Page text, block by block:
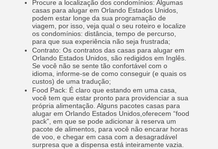
Procure a localização dos condomínios: Algumas
casas para alugar em Orlando Estados Unidos
podem estar longe da sua programação de
viagem, por isso, veja qual o seu roteiro e localize
os condomínios: distância, tempo de percurso,
para que sua experiência não seja frustrada;
Contrato: Os contratos das casas para alugar em
Orlando Estados Unidos são redigidos em Inglês.
Se você não se sente tão confortável com o
idioma, informe-se de como conseguir (e quais os
custos) de uma tradução;
Food Pack: É claro que estando em uma casa,
você tem que estar pronto para providenciar a sua
própria alimentação. Alguns pacotes casas para
alugar em Orlando Estados Unidos,oferecem “food
pack”, em que se pode adicionar à reserva um
pacote de alimentos, para você não encarar horas
de voo, e chegar em casa com a desagradável
surpresa que a dispensa está inteiramente vazia.